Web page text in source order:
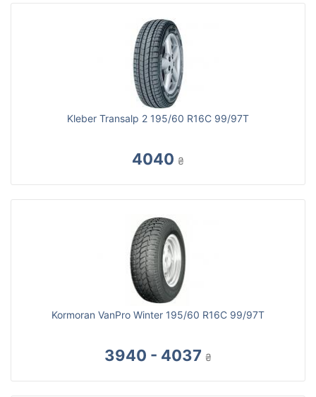
Kleber Transalp 2 195/60 R16C 99/97T
4040 ₴
Kormoran VanPro Winter 195/60 R16C 99/97T
3940 - 4037 ₴